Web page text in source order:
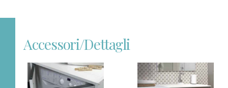
Accessori/dettagli